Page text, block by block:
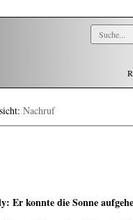
Nachruf
Er konnte die Sonne